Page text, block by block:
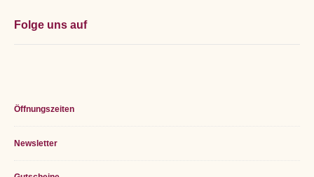
Öffnungszeiten
Newsletter
Folge uns auf